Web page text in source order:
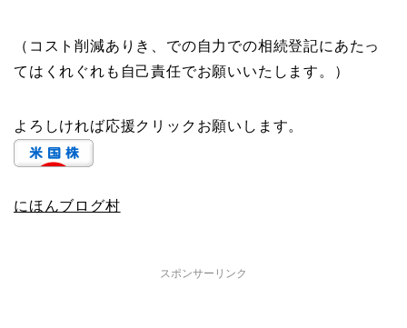
（コスト削減ありき、での自力での相続登記にあたっ
てはくれぐれも自己責任でお願いいたします。）
よろしければ応援クリックお願いします。
にほんブログ村
スポンサーリンク